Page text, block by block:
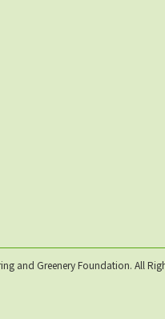
and Greenery Foundation. All